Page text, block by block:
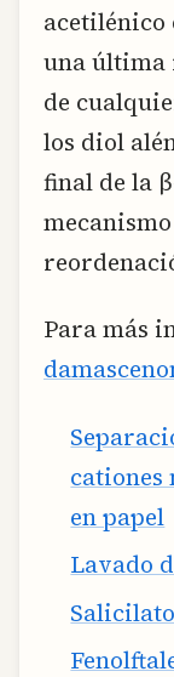
acetilénico
una última
de
los diol
final de la
Para más
en papel
Lavado